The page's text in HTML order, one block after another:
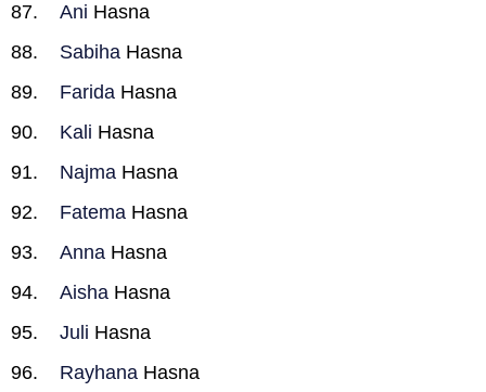
Ani Hasna
Sabiha Hasna
Farida Hasna
Kali Hasna
Najma Hasna
Fatema Hasna
Anna Hasna
Aisha Hasna
Juli Hasna
Rayhana Hasna